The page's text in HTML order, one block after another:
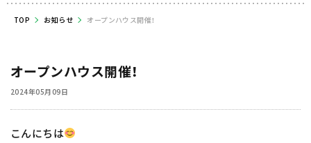
TOP お知らせ オープンハウス開催！
オープンハウス開催！
2024年05月09日
こんにちは